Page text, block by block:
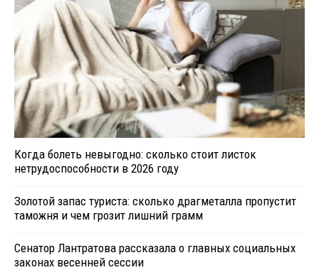
Когда болеть невыгодно: сколько стоит листок
нетрудоспособности в 2026 году
Золотой запас туриста: сколько драгметалла пропустит
таможня и чем грозит лишний грамм
Сенатор Лантратова рассказала о главных социальных
законах весенней сессии